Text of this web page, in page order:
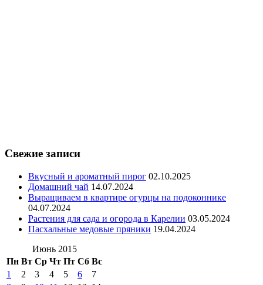
Свежие записи
Вкусный и ароматный пирог 02.10.2025
Домашний чай 14.07.2024
Выращиваем в квартире огурцы на подоконнике
04.07.2024
Растения для сада и огорода в Карелии 03.05.2024
Пасхальные медовые пряники 19.04.2024
Июнь 2015
Пн Вт Ср Чт Пт Сб Вс
1
2 3 4 5 6
7